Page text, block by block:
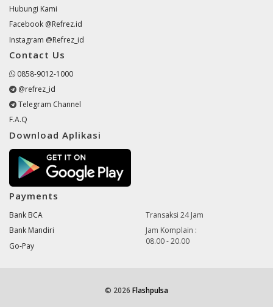
Hubungi Kami
Facebook @Refrez.id
Instagram @Refrez_id
Contact Us
0858-9012-1000
@refrez_id
Telegram Channel
F.A.Q
Download Aplikasi
Payments
Bank BCA
Bank Mandiri
Go-Pay
Transaksi 24 Jam
Jam Komplain :
08.00 - 20.00
© 2026 Flashpulsa